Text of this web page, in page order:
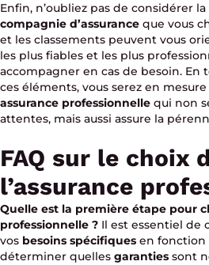
Enfin, n’oubliez pas de considérer
compagnie d’assurance que vous
et les classements peuvent vous
les plus fiables et les plus
accompagner en cas de besoin.
ces éléments, vous serez en
assurance professionnelle qui non
attentes, mais aussi assure la
FAQ sur le choix
l’assurance
Quelle est la première étape pour
professionnelle ? Il est essentiel de
vos besoins spécifiques en fonction
déterminer quelles garanties sont